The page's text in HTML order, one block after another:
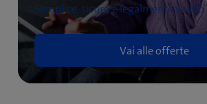
Semplice, sicuro e legalmente valido.
Vai alle offerte